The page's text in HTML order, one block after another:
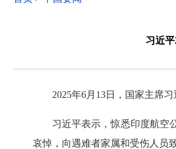
习近
2025年6月13日，国家主席
习近平表示，惊悉印度航空
哀悼，向遇难者家属和受伤人员